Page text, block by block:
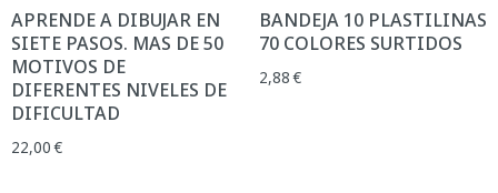
APRENDE A DIBUJAR EN
SIETE PASOS. MAS DE 50
MOTIVOS DE
DIFERENTES NIVELES DE
DIFICULTAD
22,00€
BANDEJA 10 PLASTILINAS
70 COLORES SURTIDOS
2,88€